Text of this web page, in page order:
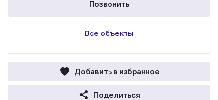
Позвонить
Все объекты
Добавить в избранное
Поделиться